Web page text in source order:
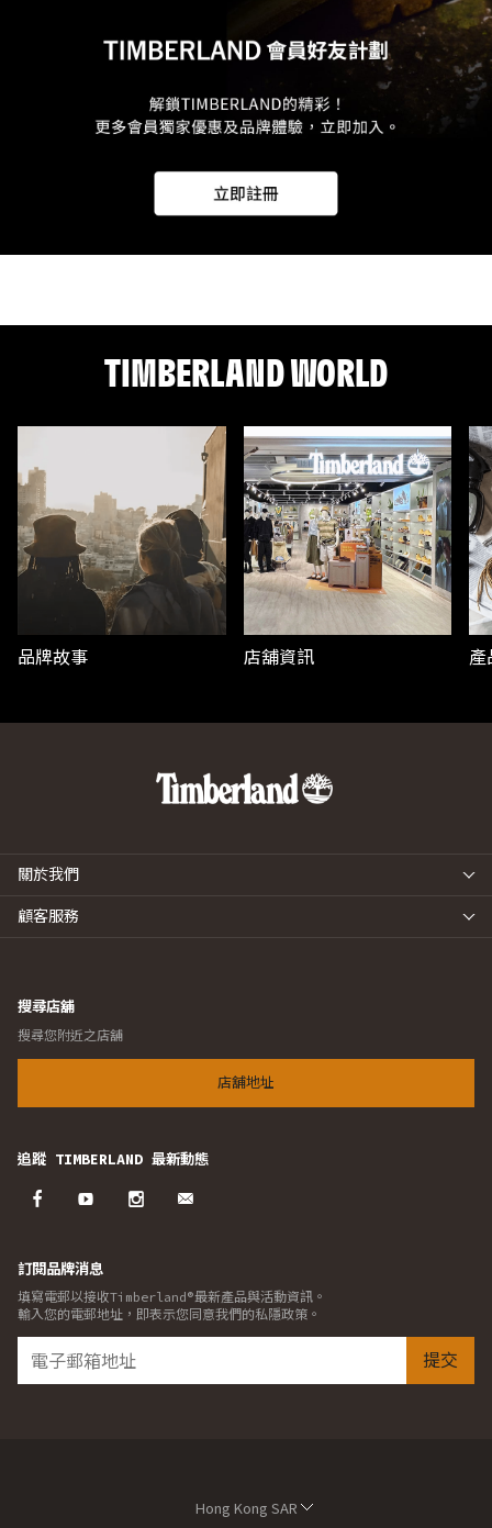
TIMBERLAND WORLD
品牌故事 店舖資訊 產
關於我們
顧客服務
搜尋店舖
搜尋您附近之店舖
店舖地址
追蹤 TIMBERLAND 最新動態
訂閱品牌消息
填寫電郵以接收Timberland®最新產品與活動資訊。
輸入您的電郵地址，即表示您同意我們的私隱政策。
提交
Hong Kong SAR